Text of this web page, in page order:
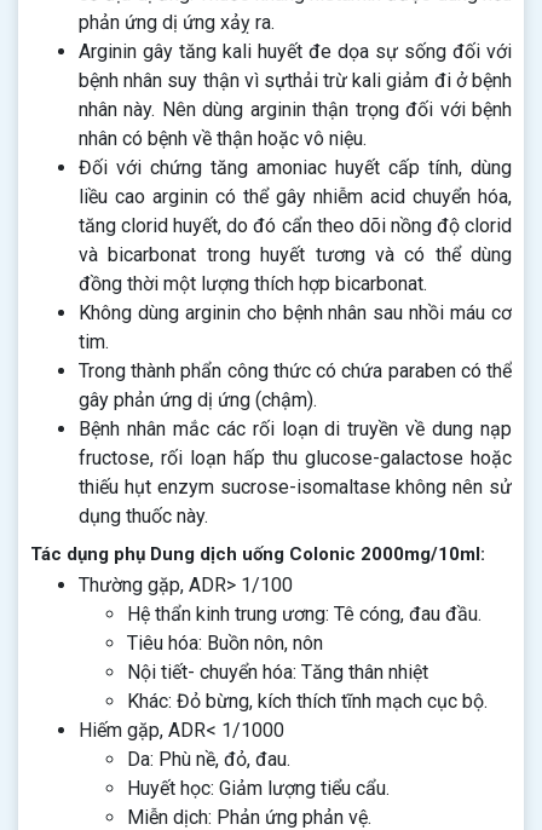
phản ứng dị ứng xảỵ ra.
Arginin gây tăng kali huyết đe dọa sự sống đối với
bệnh nhân suy thận vì sựthải trừ kali giảm đi ở bệnh
nhân này. Nên dùng arginin thận trọng đối với bệnh
nhân có bệnh về thận hoặc vô niệu.
Đối với chứng tăng amoniac huyết cấp tính, dùng
liều cao arginin có thể gây nhiễm acid chuyển hóa,
tăng clorid huyết, do đó cẩn theo dõi nồng độ clorid
và bicarbonat trong huyết tương và có thể dùng
đồng thời một lượng thích hợp bicarbonat.
Không dùng arginin cho bệnh nhân sau nhồi máu cơ
tim.
Trong thành phẩn công thức có chứa paraben có thể
gây phản ứng dị ứng (chậm).
Bệnh nhân mắc các rối loạn di truyền về dung nạp
fructose, rối loạn hấp thu glucose-galactose hoặc
thiếu hụt enzym sucrose-isomaltase không nên sử
dụng thuốc này.
Tác dụng phụ Dung dịch uống Colonic 2000mg/10ml:
Thường gặp, ADR> 1/100
Hệ thẩn kinh trung ương: Tê cóng, đau đầu.
Tiêu hóa: Buồn nôn, nôn
Nội tiết- chuyển hóa: Tăng thân nhiệt
Khác: Đỏ bừng, kích thích tĩnh mạch cục bộ.
Hiếm gặp, ADR< 1/1000
Da: Phù nề, đỏ, đau.
Huyết học: Giảm lượng tiểu cẩu.
Miễn dịch: Phản ứng phản vệ.